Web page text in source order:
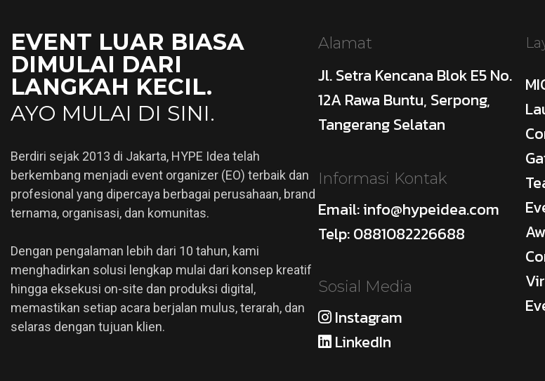
EVENT LUAR BIASA
DIMULAI DARI
LANGKAH KECIL.
AYO MULAI DI SINI.
Berdiri sejak 2013 di Jakarta, HYPE Idea telah
berkembang menjadi event organizer (EO) terbaik dan
profesional yang dipercaya berbagai perusahaan, brand
ternama, organisasi, dan komunitas.
Dengan pengalaman lebih dari 10 tahun, kami
menghadirkan solusi lengkap mulai dari konsep kreatif
hingga eksekusi on-site dan produksi digital,
memastikan setiap acara berjalan mulus, terarah, dan
selaras dengan tujuan klien.
Alamat
Jl. Setra Kencana Blok E5 No.
12A Rawa Buntu, Serpong,
Tangerang Selatan
Informasi Kontak
Email: info@hypeidea.com
Telp: 0881082226688
Sosial Media
Instagram
LinkedIn